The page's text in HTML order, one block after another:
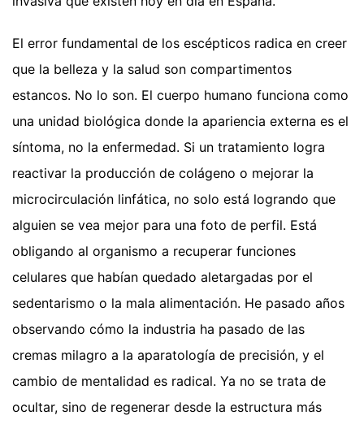
El error fundamental de los escépticos radica en creer
que la belleza y la salud son compartimentos
estancos. No lo son. El cuerpo humano funciona como
una unidad biológica donde la apariencia externa es el
síntoma, no la enfermedad. Si un tratamiento logra
reactivar la producción de colágeno o mejorar la
microcirculación linfática, no solo está logrando que
alguien se vea mejor para una foto de perfil. Está
obligando al organismo a recuperar funciones
celulares que habían quedado aletargadas por el
sedentarismo o la mala alimentación. He pasado años
observando cómo la industria ha pasado de las
cremas milagro a la aparatología de precisión, y el
cambio de mentalidad es radical. Ya no se trata de
ocultar, sino de regenerar desde la estructura más